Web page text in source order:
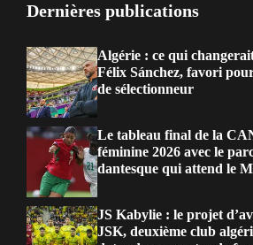
Dernières publications
Algérie : ce qui
Félix Sánchez, favori
de sélectionneur
Le tableau final de la
féminine 2026 avec le
dantesque qui attend le
JS Kabylie : le projet
JSK, deuxième club